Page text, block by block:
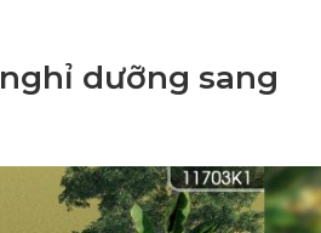
dưỡng sang